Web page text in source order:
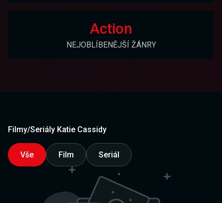
Action
NEJOBLÍBENĚJŠÍ ŽÁNRY
Filmy/Seriály Katie Cassidy
Vše Film Seriál